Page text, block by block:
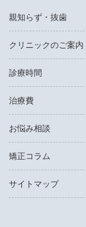
親知らず・抜歯
クリニックのご案内
診療時間
治療費
お悩み相談
矯正コラム
サイトマップ